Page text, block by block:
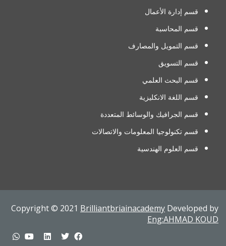
قسم إدارة الأعمال
قسم المحاسبة
قسم التمويل والمصارف
قسم التسويق
قسم البحث العلمي
قسم اللغة الانكليزية
قسم الجرافيك والوسائط المتعددة
قسم تكنولوجيا المعلومات والاتصالات
قسم العلوم الهندسية
Copyright © 2021 Brilliantbriainacademy Developed by
Eng:AHMAD KOUD